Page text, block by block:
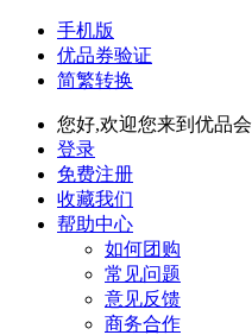
手机版
优品券验证
简繁转换
您好,欢迎您来到优品会
登录
免费注册
收藏我们
帮助中心
如何团购
常见问题
意见反馈
商务合作